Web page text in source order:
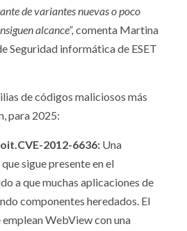
de variantes nuevas o poco
alcance”, comenta Martina
Seguridad informática de ESET
de códigos maliciosos más
para 2025:
2012-6636: Una
sigue presente en el
a que muchas aplicaciones de
componentes heredados. El
WebView con una